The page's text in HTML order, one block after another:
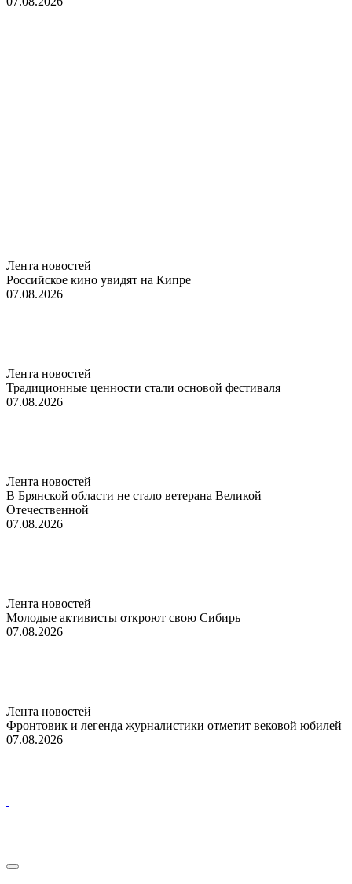
Лента новостей
Российское кино увидят на Кипре
07.08.2026
Лента новостей
Традиционные ценности стали основой фестиваля
07.08.2026
Лента новостей
В Брянской области не стало ветерана Великой
Отечественной
07.08.2026
Лента новостей
Молодые активисты откроют свою Сибирь
07.08.2026
Лента новостей
Фронтовик и легенда журналистики отметит вековой юбилей
07.08.2026